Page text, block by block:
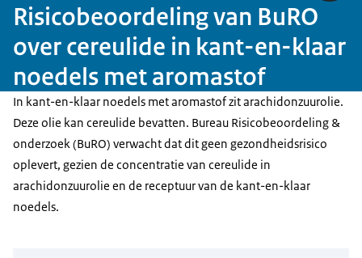
Risicobeoordeling van BuRO
over cereulide in kant-en-klaar
noedels met aromastof
In kant-en-klaar noedels met aromastof zit arachidonzuurolie.
Deze olie kan cereulide bevatten. Bureau Risicobeoordeling &
onderzoek (BuRO) verwacht dat dit geen gezondheidsrisico
oplevert, gezien de concentratie van cereulide in
arachidonzuurolie en de receptuur van de kant-en-klaar
noedels.